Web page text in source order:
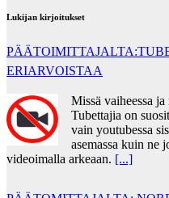
Lukijan kirjoitukset
ERIARVOISTAA
Missä vaiheessa
Tubettajia on
vain youtubessa
asemassa kuin ne
videoimalla arkeaan. [...]